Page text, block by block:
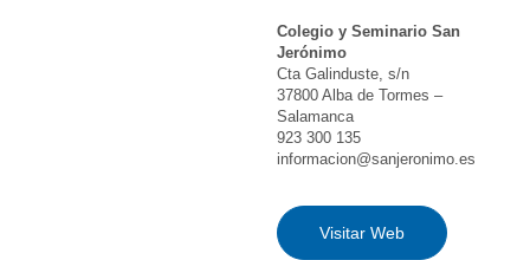
Colegio y Seminario San
Jerónimo
Cta Galinduste, s/n
37800 Alba de Tormes –
Salamanca
923 300 135
informacion@sanjeronimo.es
Visitar Web